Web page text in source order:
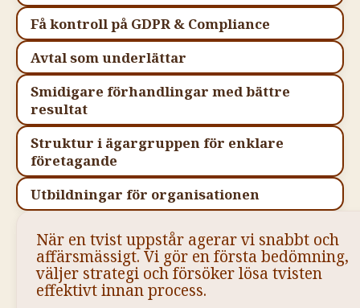
Få kontroll på GDPR & Compliance
Avtal som underlättar
Smidigare förhandlingar med bättre
resultat
Struktur i ägargruppen för enklare
företagande
Utbildningar för organisationen
När en tvist uppstår agerar vi snabbt och
affärsmässigt. Vi gör en första bedömning,
väljer strategi och försöker lösa tvisten
effektivt innan process.